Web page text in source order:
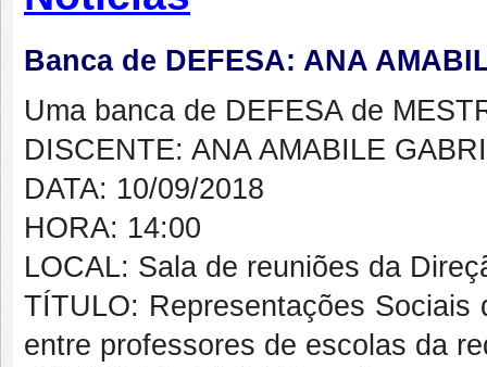
Banca de DEFESA: ANA
Uma banca de DEFESA de
DISCENTE: ANA AMABILE
DATA: 10/09/2018
HORA: 14:00
LOCAL: Sala de reuniões da
TÍTULO: Representações
entre professores de escolas da